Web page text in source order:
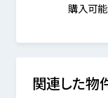
購入可
関連した物